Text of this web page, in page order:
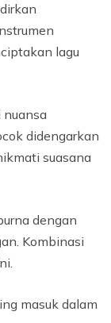
lagu
didengarkan
suasana
dengan
Kombinasi
masuk dalam